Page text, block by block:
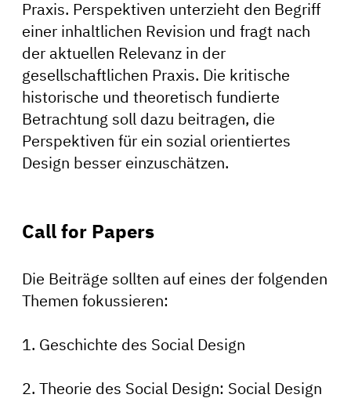
Praxis. Perspektiven unterzieht den Begriff
einer inhaltlichen Revision und fragt nach
der aktuellen Relevanz in der
gesellschaftlichen Praxis. Die kritische
historische und theoretisch fundierte
Betrachtung soll dazu beitragen, die
Perspektiven für ein sozial orientiertes
Design besser einzuschätzen.
Call for Papers
Die Beiträge sollten auf eines der folgenden
Themen fokussieren:
1. Geschichte des Social Design
2. Theorie des Social Design: Social Design